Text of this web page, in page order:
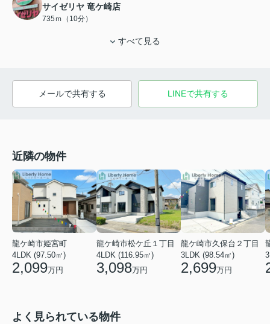
サイゼリヤ 竜ケ崎店
735ｍ（10分）
すべて見る
メールで共有する LINEで共有する
近隣の物件
龍ケ崎市姫宮町
4LDK (97.50㎡)
2,099万円
龍ケ崎市松ケ丘１丁目
4LDK (116.95㎡)
3,098万円
龍ケ崎市久保台２丁目
3LDK (98.54㎡)
2,699万円
よく見られている物件